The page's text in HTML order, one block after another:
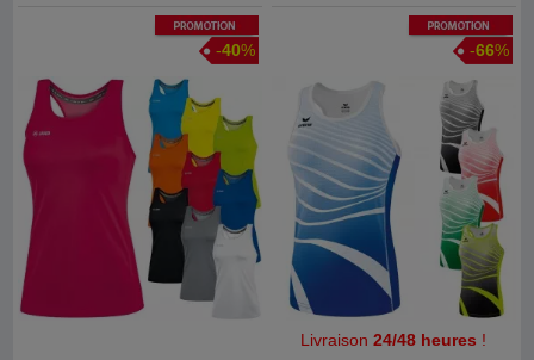
Promotion
-40%
Promotion
-66%
Livraison24/48 heures !